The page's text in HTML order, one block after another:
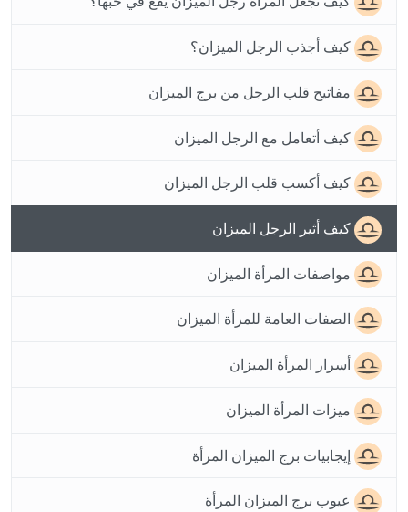
كيف أجذب الرجل الميزان؟
مفاتيح قلب الرجل من برج الميزان
كيف أتعامل مع الرجل الميزان
كيف أكسب قلب الرجل الميزان
كيف أثير الرجل الميزان
مواصفات المرأة الميزان
الصفات العامة للمرأة الميزان
أسرار المرأة الميزان
ميزات المرأة الميزان
إيجابيات برج الميزان المرأة
عيوب برج الميزان المرأة